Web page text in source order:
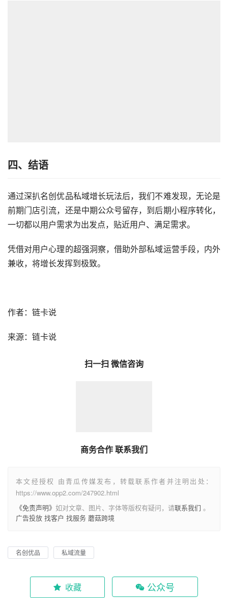
四、结语
通过深扒名创优品私域增长玩法后，我们不难发现，无论是
前期门店引流，还是中期公众号留存，到后期小程序转化，
一切都以用户需求为出发点，贴近用户、满足需求。
凭借对用户心理的超强洞察，借助外部私域运营手段，内外
兼收，将增长发挥到极致。
作者：链卡说
来源：链卡说
扫一扫 微信咨询
商务合作 联系我们
本文经授权 由青瓜传媒发布，转载联系作者并注明出处：
https://www.opp2.com/247902.html
《免责声明》 如对文章、图片、字体等版权有疑问，请联系我们 。
广告投放 找客户 找服务 蘑菇跨境
名创优品 私域流量
收藏 公众号